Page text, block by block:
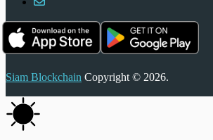
Siam Blockchain Copyright © 2026.